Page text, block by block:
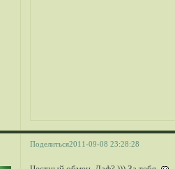
Поделиться2011-09-08 23:28:28